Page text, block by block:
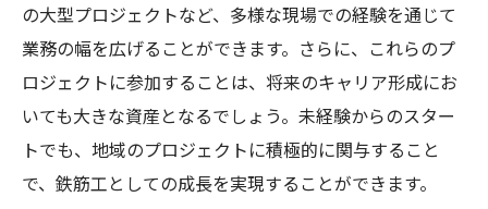
の大型プロジェクトなど、多様な現場での経験を通じて
業務の幅を広げることができます。さらに、これらのプ
ロジェクトに参加することは、将来のキャリア形成にお
いても大きな資産となるでしょう。未経験からのスター
トでも、地域のプロジェクトに積極的に関与すること
で、鉄筋工としての成長を実現することができます。